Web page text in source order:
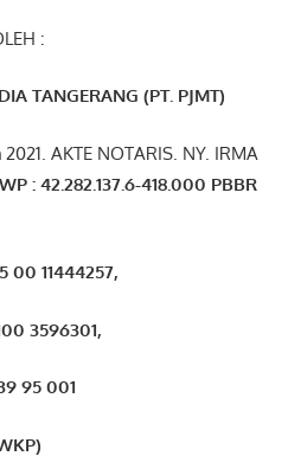
:
TANGERANG (PT. PJMT)
AKTE NOTARIS. NY. IRMA
P : 42. 282 .137.6-418.000 PBBR
00 11444257,
3596301,
95 001